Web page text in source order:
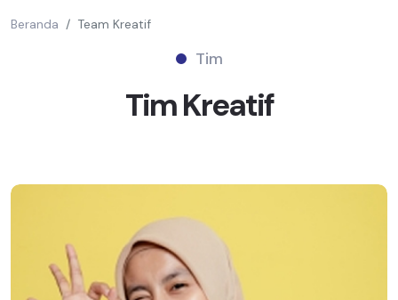
Beranda Team Kreatif
Tim
TimKreatif